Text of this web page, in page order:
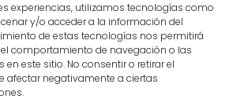
experiencias, utilizamos tecnologías como
y/o acceder a la información del
de estas tecnologías nos permitirá
comportamiento de navegación o las
este sitio. No consentir o retirar el
afectar negativamente a ciertas
presenta su plan de
sostenibilidad